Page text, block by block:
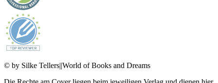
© by Silke Tellers||World of Books and Dreams